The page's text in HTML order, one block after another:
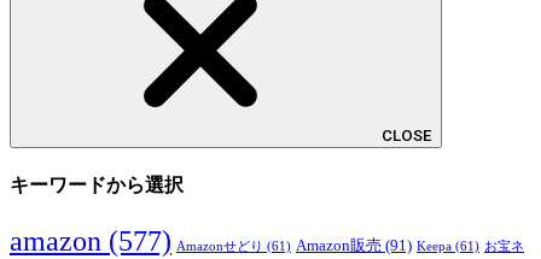
CLOSE
キーワードから選択
amazon (577) Amazonせどり (61) Amazon販売 (91) Keepa (61) お宝ネ